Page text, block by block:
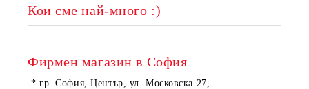
Кои сме най-много :)
Фирмен магазин в София
* гр. София, Център, ул. Московска 27,